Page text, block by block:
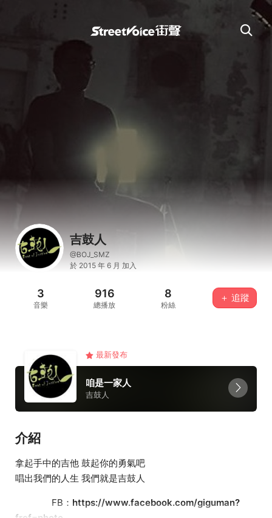
吉鼓人
@BOJ_SMZ
於 2015 年 6 月 加入
3
音樂
916
總播放
8
粉絲
＋ 追蹤
最新發布
咱是一家人
吉鼓人
介紹
拿起手中的吉他 鼓起你的勇氣吧
唱出我們的人生 我們就是吉鼓人
FB： https://www.facebook.com/giguman?